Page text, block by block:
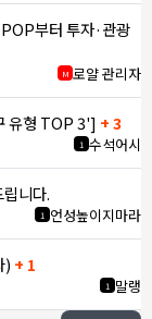
부터 투자·관광
M 로얄 관리자
유형 TOP 3'] + 3
1 수석어시
니다.
1 언성높이지마라
) + 1
1 말랭